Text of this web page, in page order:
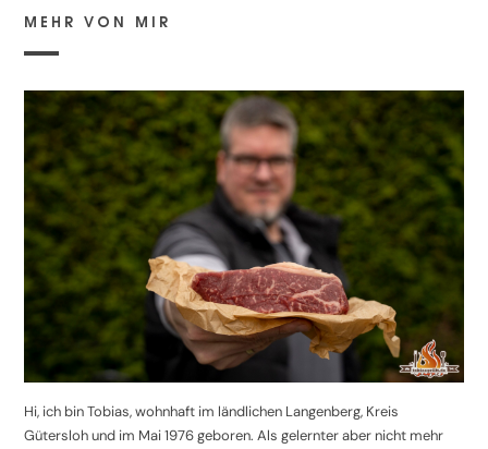
MEHR VON MIR
Hi, ich bin Tobias, wohnhaft im ländlichen Langenberg, Kreis
Gütersloh und im Mai 1976 geboren. Als gelernter aber nicht mehr